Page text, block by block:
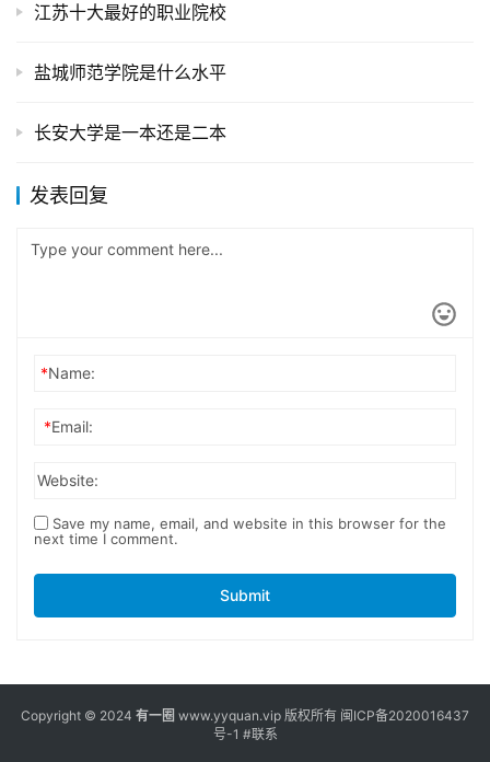
江苏十大最好的职业院校
盐城师范学院是什么水平
长安大学是一本还是二本
发表回复
*Name:
*Email:
Website:
Save my name, email, and website in this browser for the
next time I comment.
Submit
Copyright © 2024 有一圈 www.yyquan.vip 版权所有 闽ICP备2020016437
号-1 #联系